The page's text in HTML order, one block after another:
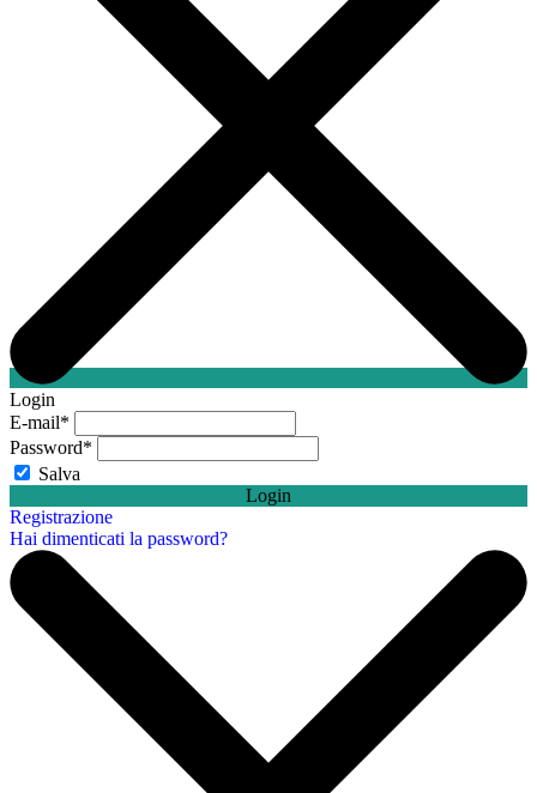
Login
E-mail*
Password*
Salva
Login
Registrazione
Hai dimenticati la password?